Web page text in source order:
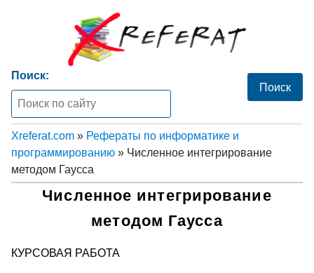
Поиск:
Xreferat.com » Рефераты по информатике и
программированию » Численное интегрирование
методом Гаусса
Численное интегрирование
методом Гаусса
КУРСОВАЯ РАБОТА